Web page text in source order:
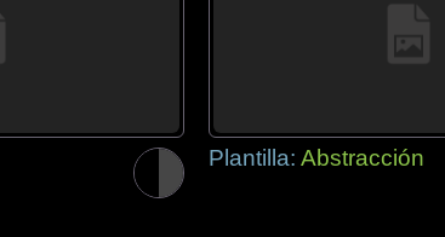
Plantilla: Abstracción